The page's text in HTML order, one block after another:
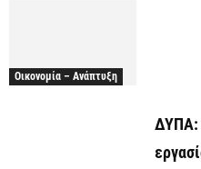
Οικονομία – Ανάπτυξη
ΔΥΠΑ: